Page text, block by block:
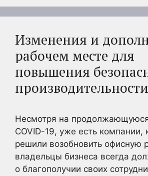
Изменения и
рабочем месте для
повышения
производительности
Несмотря на
COVID-19, уже есть компании,
решили возобновить офисную
владельцы бизнеса всегда
о благополучии своих